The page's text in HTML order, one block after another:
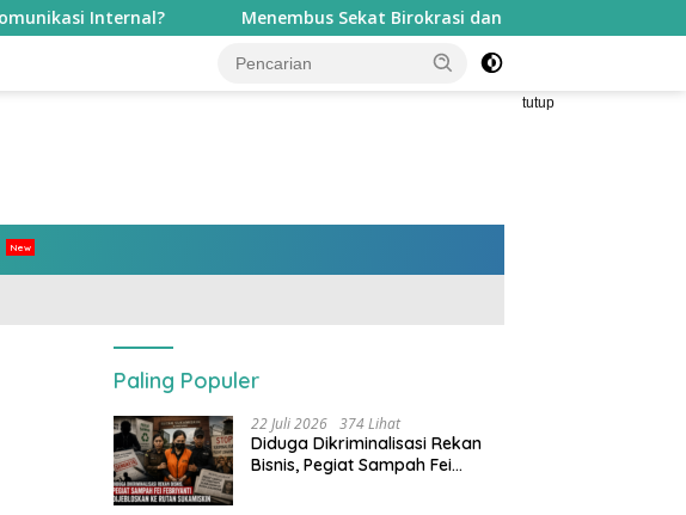
Menembus Sekat Birokrasi dan Apatisme: Gerakan Kemanusiaan ‘Ikatan Lidi’
tutup
Paling Populer
22 Juli 2026 374 Lihat
Diduga Dikriminalisasi Rekan
Bisnis, Pegiat Sampah Fei